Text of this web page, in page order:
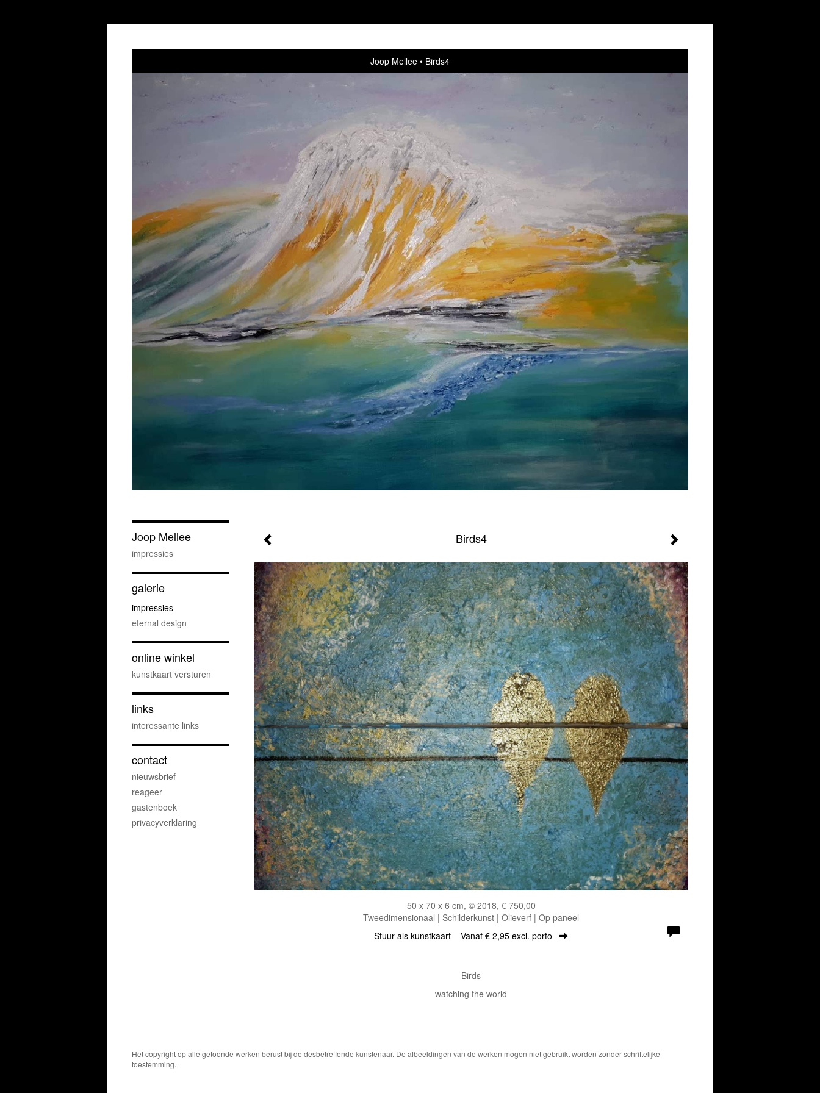
Joop Mellee Birds4
Birds4
50 x 70 x 6 cm, © 2018, € 750,00
Tweedimensionaal | Schilderkunst | Olieverf | Op paneel
Stuur als kunstkaart Vanaf € 2,95 excl. porto
Birds
watching the world
Joop Mellee
impressies
galerie
impressies
eternal design
online winkel
kunstkaart versturen
links
interessante links
contact
nieuwsbrief
reageer
gastenboek
privacyverklaring
Het copyright op alle getoonde werken berust bij de desbetreffende kunstenaar. De afbeeldingen van de werken mogen niet gebruikt worden zonder schriftelijke
toestemming.